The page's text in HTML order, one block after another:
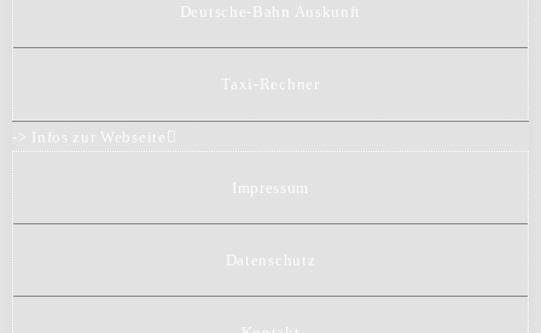
Deutsche-Bahn Auskunft
Taxi-Rechner
-> Infos zur Webseite
Impressum
Datenschutz